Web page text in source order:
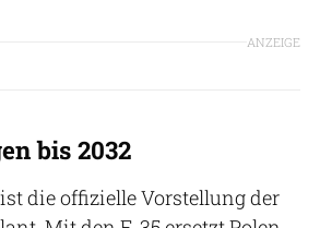
ANZEIGE
bis 2032
die offizielle Vorstellung der